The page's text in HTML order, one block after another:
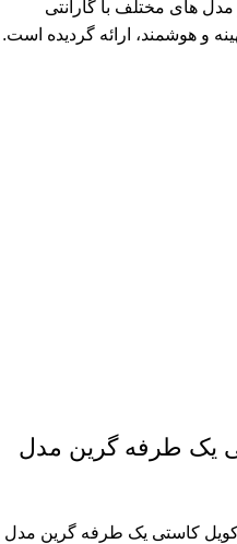
های مختلف با گارانتی
و هوشمند، ارائه گردیده است.
یک طرفه گرین مدل
کاستی یک طرفه گرین مدل